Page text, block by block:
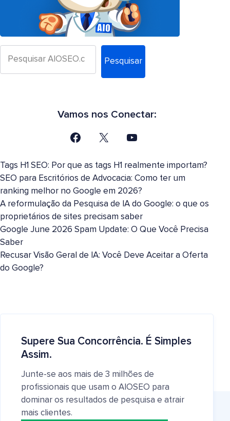
Pesquisar
Vamos nos Conectar:
Tags H1 SEO: Por que as tags H1 realmente importam?
SEO para Escritórios de Advocacia: Como ter um
ranking melhor no Google em 2026?
A reformulação da Pesquisa de IA do Google: o que os
proprietários de sites precisam saber
Google June 2026 Spam Update: O Que Você Precisa
Saber
Recusar Visão Geral de IA: Você Deve Aceitar a Oferta
do Google?
Supere Sua Concorrência. É Simples
Assim.
Junte-se aos mais de 3 milhões de
profissionais que usam o AIOSEO para
dominar os resultados de pesquisa e atrair
mais clientes.